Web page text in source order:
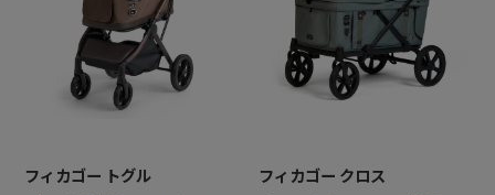
フィカゴー トグル
フィカゴー クロス